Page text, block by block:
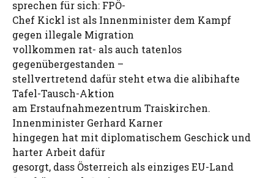
sprechen für sich: FPÖ-
Chef Kickl ist als Innenminister dem Kampf
gegen illegale Migration
vollkommen rat- als auch tatenlos
gegenübergestanden –
stellvertretend dafür steht etwa die alibihafte
Tafel-Tausch-Aktion
am Erstaufnahmezentrum Traiskirchen.
Innenminister Gerhard Karner
hingegen hat mit diplomatischem Geschick und
harter Arbeit dafür
gesorgt, dass Österreich als einziges EU-Land